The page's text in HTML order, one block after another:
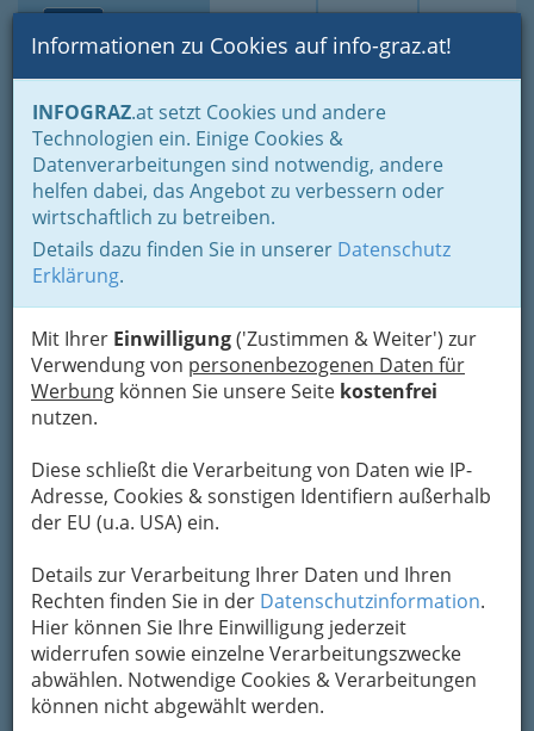
Suche Login Toggle
Informationen zu Cookies auf info-graz.at!
INFOGRAZ.at setzt Cookies und andere
Technologien ein. Einige Cookies &
Datenverarbeitungen sind notwendig, andere
helfen dabei, das Angebot zu verbessern oder
wirtschaftlich zu betreiben.
Details dazu finden Sie in unserer Datenschutz
Erklärung.
Mit Ihrer Einwilligung('Zustimmen & Weiter') zur
Verwendung von personenbezogenen Daten für
Werbung können Sie unsere Seite kostenfrei
nutzen.
Diese schließt die Verarbeitung von Daten wie IP-
Adresse, Cookies & sonstigen Identifiern außerhalb
der EU (u.a. USA) ein.
Details zur Verarbeitung Ihrer Daten und Ihren
Rechten finden Sie in der Datenschutzinformation.
Hier können Sie Ihre Einwilligung jederzeit
widerrufen sowie einzelne Verarbeitungszwecke
abwählen. Notwendige Cookies & Verarbeitungen
können nicht abgewählt werden.
Home Branchen
Tourismus & Freizeitwirtschaft
Gastronomie
Kaffeerestaurant - Restaurantkaffee
Kaffeerestaurant -
Restaurantkaffee, hier wird
spontan entschieden, ob es
beim Kaffee bleibt oder
gleich ausgiebig gespeist
werden darf!
Meine Freundin
sagt, die
gekauften
Süßigkeiten
müssten die
nächsten 10 Tage reichen. Nun,
meiner Zeit war ich schon des
Öfteren voraus!Andreas Stahl
Um den Kaffeehäusern das Überleben zu
sichern wurde das Angebot erweitert. Während